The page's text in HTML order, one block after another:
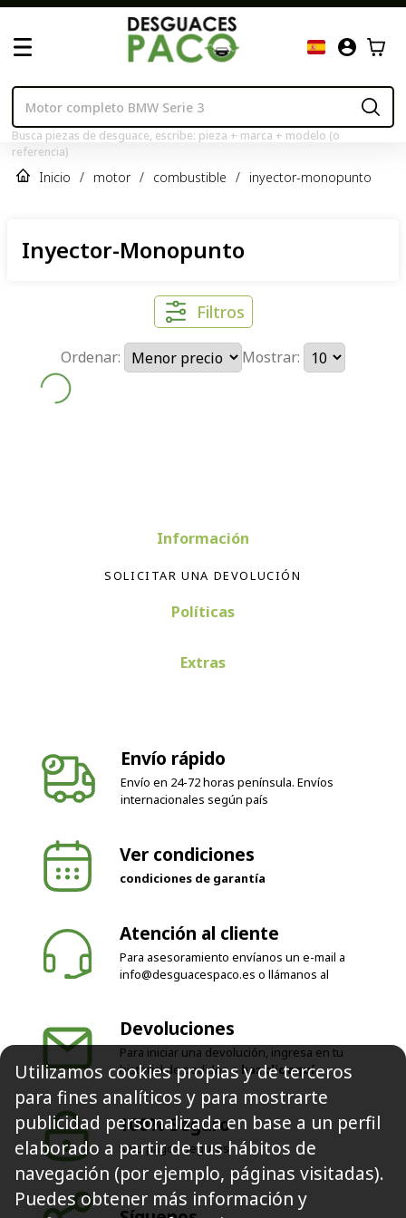
Busca piezas de desguace, escribe: pieza + marca + modelo (o
referencia)
Inicio / motor / combustible / inyector-monopunto
Inyector-Monopunto
Filtros
Ordenar: Mostrar:
Información
SOLICITAR UNA DEVOLUCIÓN
Políticas
Extras
Envío rápido
Envío en 24-72 horas península. Envíos
internacionales según país
Ver condiciones
condiciones de garantía
Atención al cliente
Para asesoramiento envíanos un e-mail a
info@desguacespaco.es o llámanos al
Devoluciones
Para iniciar una devolución, ingresa en tu
historial de pedidos o haz clic aquí
100% Seguro
Solo pagos seguros
Utilizamos cookies propias y de terceros
para fines analíticos y para mostrarte
publicidad personalizada en base a un perfil
elaborado a partir de tus hábitos de
navegación (por ejemplo, páginas visitadas).
Puedes obtener más información y